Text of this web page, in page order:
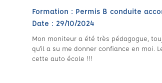
Formation : Permis B conduite
Date : 29/10/2024
Mon moniteur a été très pédagogue,
qu'il a su me donner confiance en moi.
cette auto école !!!